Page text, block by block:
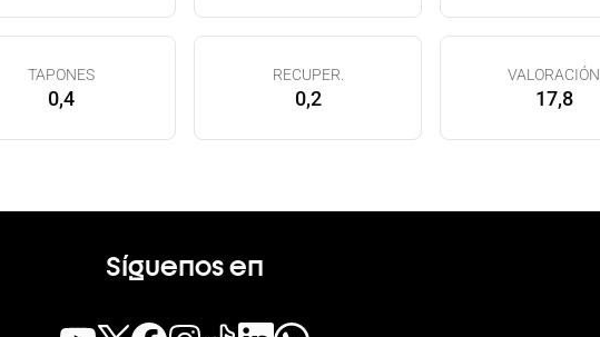
TAPONES
0,4
RECUPER.
0,2
VALORACIÓN
17,8
Síguenos en